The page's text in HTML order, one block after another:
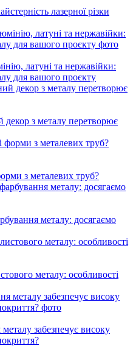
лазерної різки
латуні та нержавійки:
для вашого проєкту
декор з металу перетворює
з металевих труб?
металу: досягаємо
металу: особливості
забезпечує високу